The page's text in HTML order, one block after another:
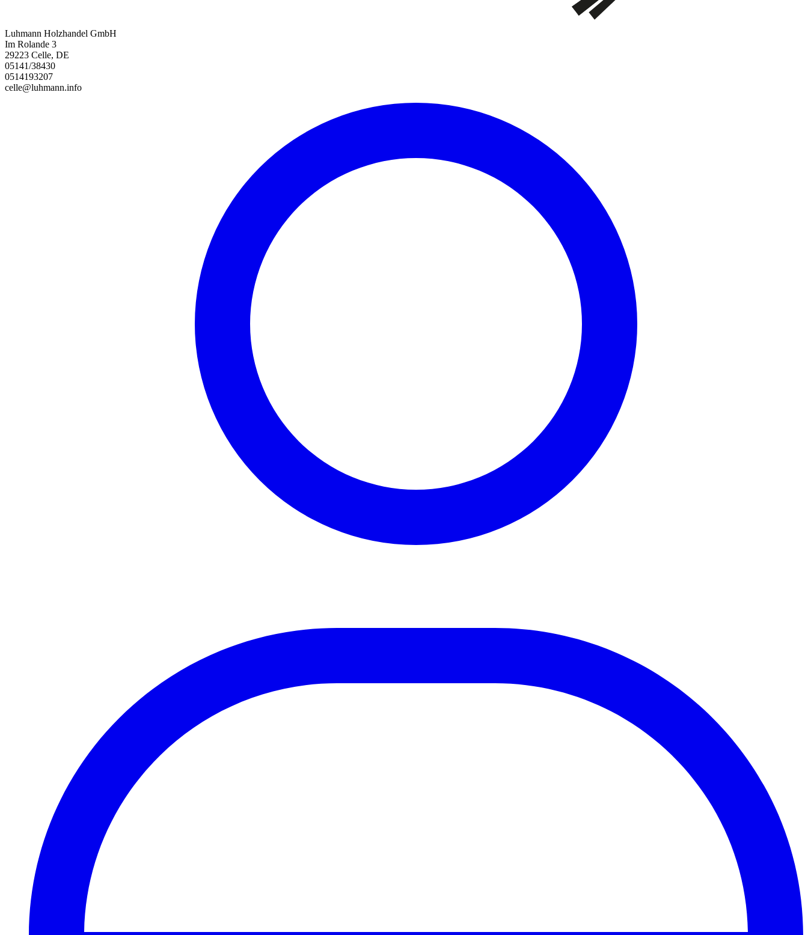
Luhmann Holzhandel GmbH
Im Rolande 3
29223 Celle, DE
05141/38430
0514193207
celle@luhmann.info